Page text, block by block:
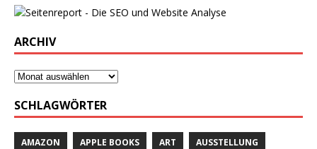
ARCHIV
SCHLAGWÖRTER
AMAZON APPLE BOOKS ART AUSSTELLUNG